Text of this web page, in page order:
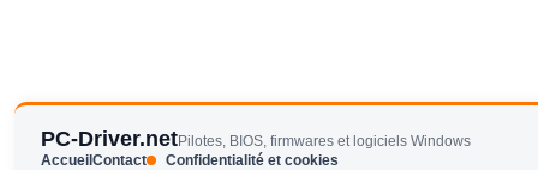
PC-Driver.netPilotes, BIOS, firmwares et logiciels Windows
AccueilContact Confidentialité et cookies